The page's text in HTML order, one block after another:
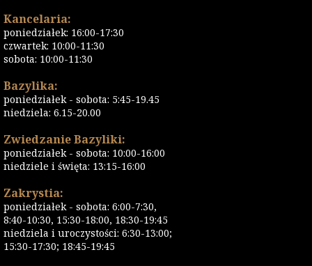
Kancelaria:
poniedziałek: 16:00-17:30
czwartek: 10:00-11:30
sobota: 10:00-11:30
Bazylika:
poniedziałek - sobota: 5:45-19.45
niedziela: 6.15-20.00
Zwiedzanie Bazyliki:
poniedziałek - sobota: 10:00-16:00
niedziele i święta: 13:15-16:00
Zakrystia:
poniedziałek - sobota: 6:00-7:30,
8:40-10:30, 15:30-18:00, 18:30-19:45
niedziela i uroczystości: 6:30-13:00;
15:30-17:30; 18:45-19:45